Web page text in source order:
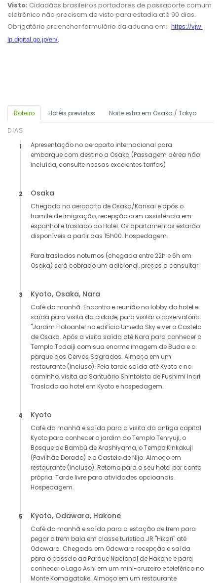
Roteiro Hotéis previstos Noite extra em Osaka / Tokyo
DIAS
1
Apresentação no aeroporto internacional para
embarque com destino a Osaka (Passagem aérea não
incluída, consulte nossas excelentes tarifas)
2 Osaka
Chegada no aeroporto de Osaka/Kansai e após o
tramite de imigração, recepção com assistência em
espanhol e traslado ao Hotel. Os apartamentos estarão
disponíveis a partir das 15h00. Hospedagem.
Para traslados noturnos (chegada entre 22h e 6h em
Osaka) será cobrado um adicional, preços a consultar.
3 Kyoto, Osaka, Nara
Café da manhã. Encontro e reunião no lobby do hotel e
saída para visita da cidade, para visitar o observatório
"Jardim Flotoante! no edifício Umeda Sky e ver o Castelo
de Osaka. Após a visita saída até Nara para conhecer o
Templo Todaiji com sua enorme imagem de Buda e o
parque dos Cervos Sagrados. Almoço em um
restaurante (incluso). Pela tarde saída até Kyoto e no
caminho, visita ao Santuário Shintoista de Fushimi Inari.
Traslado ao hotel em Kyoto e hospedagem.
4 Kyoto
Café da manhã e saída para a visita da antiga capital
Kyoto para conhecer o jardim do Templo Tenryuji, o
Bosque de Bambú de Arashiyama, o Tempo Kinkakuji
(Pavilhão Dorado) e o Castelo de Nijo. Almoço em
restaurante (incluso). Retorno para o seu hotel por conta
própria. Tarde livre para atividades opcioanais.
Hospedagem.
5 Kyoto, Odawara, Hakone
Café da manhã e saída para a estação de trem para
pegar o trem bala em classe turistica JR "Hikari" até
Odawara. Chegada em Odawara recepção e saída
para o passeio ao Parque Nacional de Hakone e para
conhecer o Lago Ashi em um mini-cruzeiro e teleférico no
Monte Komagatake. Almoço em um restaurante
Visto: Cidadãos brasileiros portadores de passaporte comum
eletrônico não precisam de visto para estadia até 90 dias.
Obrigatório preencher formulário da aduana em:
https://vjw-
lp.digital.go.jp/en/.